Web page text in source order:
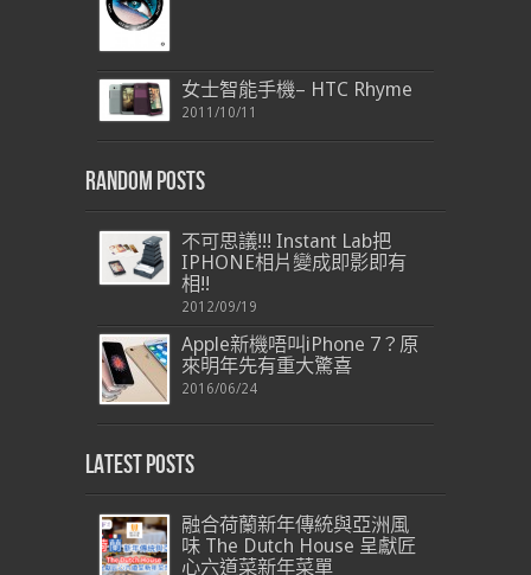
女士智能手機– HTC Rhyme
2011/10/11
Random Posts
不可思議!!! Instant Lab把
IPHONE相片變成即影即有
相!!
2012/09/19
Apple新機唔叫iPhone 7？原
來明年先有重大驚喜
2016/06/24
Latest Posts
融合荷蘭新年傳統與亞洲風
味 The Dutch House 呈獻匠
心六道菜新年菜單